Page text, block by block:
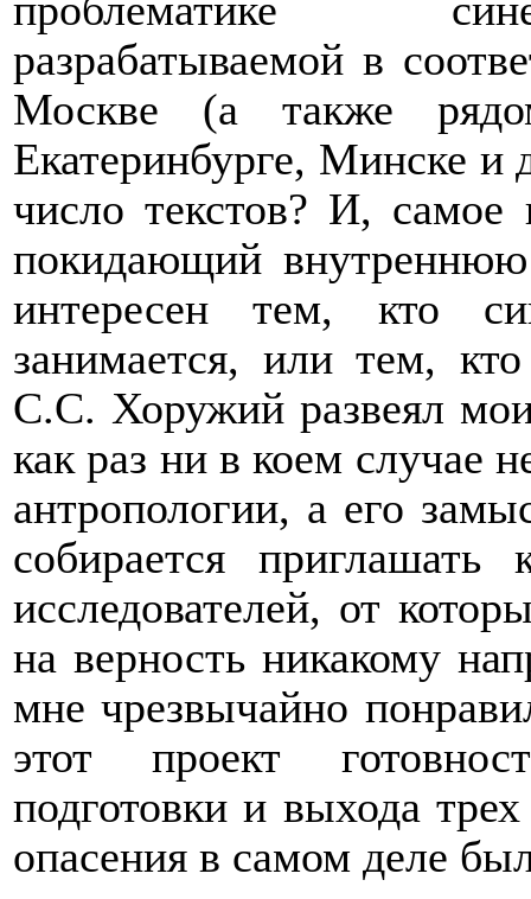
разрабатываемой в
Москве (а также
Екатеринбурге, Минске и
число текстов? И, самое
покидающий внутреннюю
интересен тем, кто
занимается, или тем,
С.С. Хоружий развеял
как раз ни в коем случае
антропологии, а его
собирается
исследователей, от
на верность никакому
мне чрезвычайно
этот проект
подготовки и выхода
опасения в самом деле